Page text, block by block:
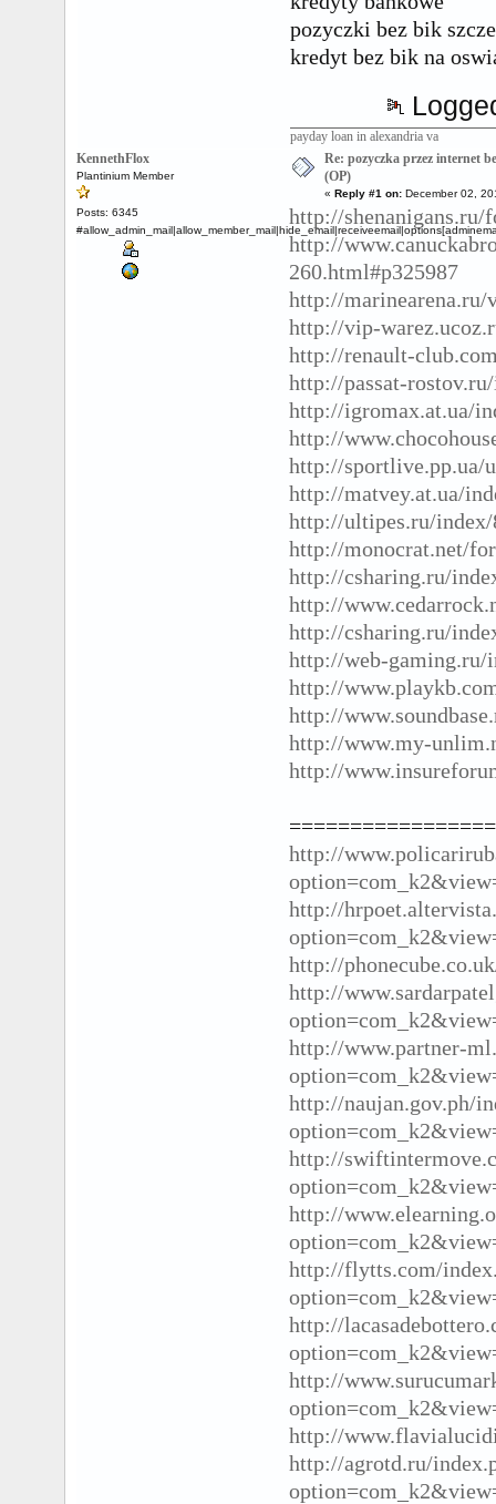
pozyczki bez bik
kredyt bez bik na
payday loan in alexandria va
KennethFlox
Plantinium Member
Posts: 6345
Re: pozyczka przez internet
(OP)
« Reply #1 on: December 02,
http://shenanigans.ru/
http://
260.html#p325987
http://
http://vip-
http://renault-
http://passat-
http://igromax.at.ua/
http://
http://sportlive.pp.ua/
http://matvey.at.ua/
http://ultipes.ru/index/
http://monocrat.net/
http://csharing.ru/
http://
http://csharing.ru/
http://web-gaming.ru/
http://
http://
http://www.my-
http://
http://
http://
http://
http://
http://www.partner-
http://naujan.gov.ph/
http://
http://
http://flytts.com/
http://
http://
http://
http://agrotd.ru/